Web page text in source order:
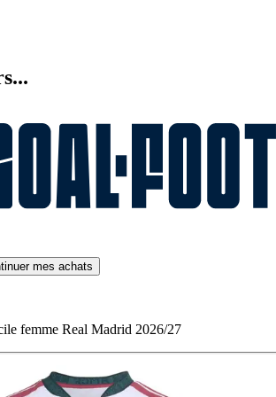
mes achats
femme Real Madrid 2026/27